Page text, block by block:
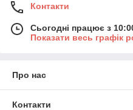
Контакти
Сьогодні працює з
Показати весь графік
Про нас
Контакти